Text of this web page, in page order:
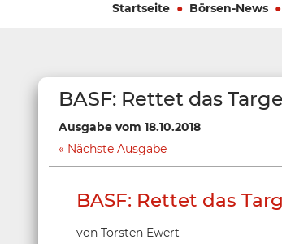
Startseite Börsen-News
BASF: Rettet das
Ausgabe vom 18.10.2018
Nächste Ausgabe
BASF: Rettet das
von Torsten Ewert